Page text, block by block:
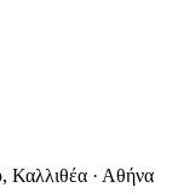
· Αθήνα